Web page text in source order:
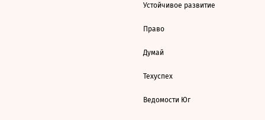
Устойчивое развитие
Право
Думай
Техуспех
Ведомости Юг